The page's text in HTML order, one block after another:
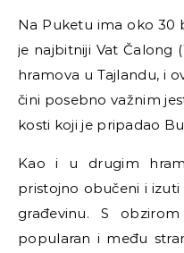
Na Puketu ima oko 30
je najbitniji Vat Čalong
hramova u Tajlandu, i
čini posebno važnim
kosti koji je pripadao
Kao i u drugim
pristojno obučeni i
građevinu. S
popularan i među